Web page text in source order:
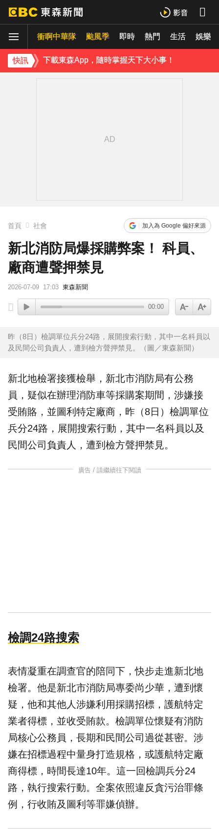
衝啊中華隊 颱風季 即時 熱門 生活 娛樂
快訊
曾號召反女權集會！36歲網紅陳屍住處 死因待查
下載東森App，隨時掌握天下大小事！
首頁 社會 加入為 Google 偏好來源
新北消防局爆採購弊案！ 科員、
廠商遭聲押禁見
2026-07-09 17:03 東森新聞
00:00
昨（8日）檢調單位兵分24路，展開搜索行動，其中一名科員以
及民間公司負責人，遭到檢方聲押禁見。（圖／東森新聞）
新北地檢署接獲檢舉，新北市消防局有公務
員，疑似在辦理消防車等採購案期間，涉嫌接
受賄賂，並圖利 特定廠商，昨（8日）檢調單位
兵分24路，展開搜索行動，其中一名科員以及
民間公司負責人，遭到檢方聲押禁見。
廣告 / 請繼續往下閱讀
檢調24路搜索
表情凝重在調查官的陪同下，快步走進新北地
檢署。他是新北市消防局專委尚少華，遭到懷
疑，他和其他人涉嫌利用採購招標，護航特定
業者得標，並收受賄款。檢調單位懷疑有消防
局核心公務員，長期和民間公司過從甚密。涉
嫌在招標過程中量身打造規格，或護航特定廠
商得標，時間長達10年。這一回檢調兵分24
路，執行搜索行動。全案依照違反貪污治罪條
例，行收賄及圖利等罪嫌偵辦。